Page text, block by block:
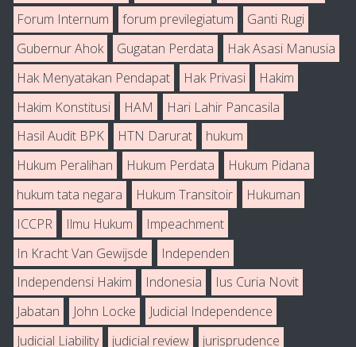
Forum Internum
forum previlegiatum
Ganti Rugi
Gubernur Ahok
Gugatan Perdata
Hak Asasi Manusia
Hak Menyatakan Pendapat
Hak Privasi
Hakim
Hakim Konstitusi
HAM
Hari Lahir Pancasila
Hasil Audit BPK
HTN Darurat
hukum
Hukum Peralihan
Hukum Perdata
Hukum Pidana
hukum tata negara
Hukum Transitoir
Hukuman
ICCPR
Ilmu Hukum
Impeachment
In Kracht Van Gewijsde
Independen
Independensi Hakim
Indonesia
Ius Curia Novit
Jabatan
John Locke
Judicial Independence
Judicial Liability
judicial review
jurisprudence